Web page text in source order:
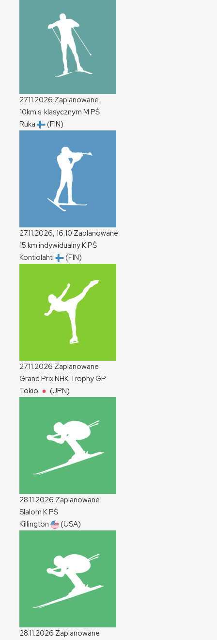
27.11.2026 Zaplanowane
10km s. klasycznym M PŚ
Ruka
(FIN)
27.11.2026, 16:10 Zaplanowane
15 km indywidualnyKPŚ
Kontiolahti
(FIN)
27.11.2026 Zaplanowane
Grand Prix NHK TrophyGP
Tokio
(JPN)
28.11.2026 Zaplanowane
Slalom KPŚ
Killington
(USA)
28.11.2026 Zaplanowane